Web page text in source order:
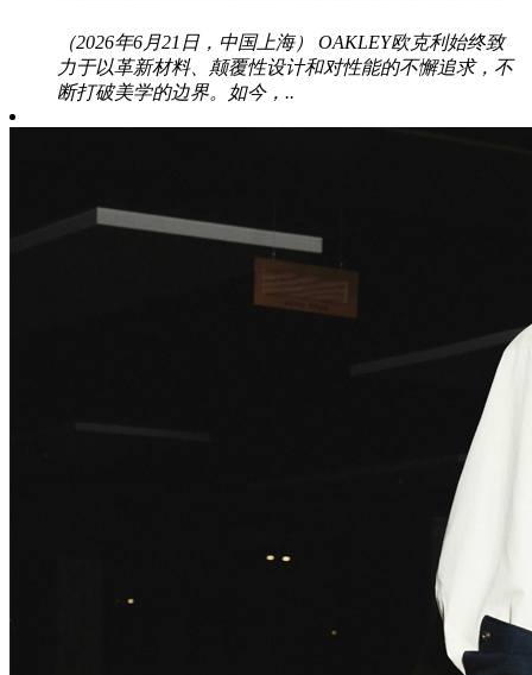
（2026年6月21日，中国上海） OAKLEY欧克利始终致
力于以革新材料、颠覆性设计和对性能的不懈追求，不
断打破美学的边界。如今，..